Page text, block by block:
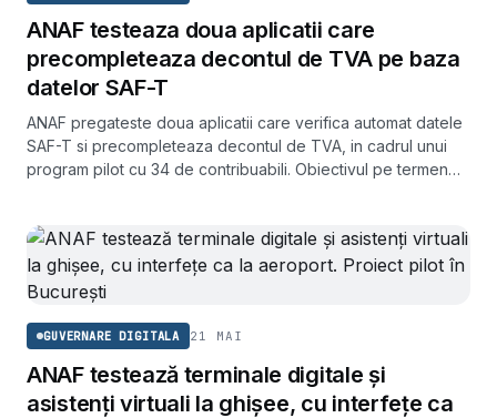
ANAF testeaza doua aplicatii care
precompleteaza decontul de TVA pe baza
datelor SAF-T
ANAF pregateste doua aplicatii care verifica automat datele
SAF-T si precompleteaza decontul de TVA, in cadrul unui
program pilot cu 34 de contribuabili. Obiectivul pe termen
GUVERNARE DIGITALA 21 MAI
ANAF testează terminale digitale și
asistenți virtuali la ghișee, cu interfețe ca